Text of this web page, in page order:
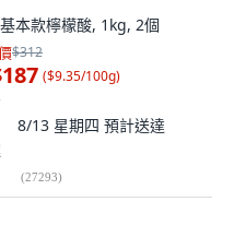
本款檸檬酸, 1kg, 2個
$312
($9.35/100g)
8/13 星期四 預計送達
(27293)